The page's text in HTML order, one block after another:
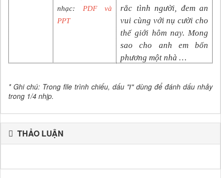
nhạc:
PDF và
PPT
rắc tình người, đem an
vui cùng với nụ cười cho
thế giới hôm nay. Mong
sao cho anh em bốn
phương một nhà …
* Ghi chú: Trong file trình chiếu, dấu "/" dùng để đánh dấu nhảy
trong 1/4 nhịp.
THẢO LUẬN